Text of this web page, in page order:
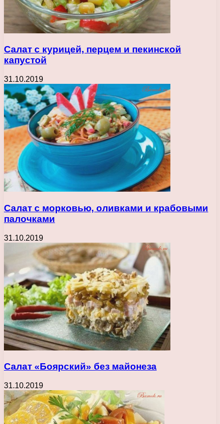
Салат с курицей, перцем и пекинской
капустой
31.10.2019
Салат с морковью, оливками и крабовыми
палочками
31.10.2019
Салат «Боярский» без майонеза
31.10.2019